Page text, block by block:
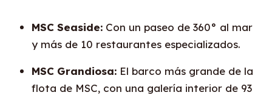
MSC Seaside: Con un paseo de 360° al mar
y más de 10 restaurantes especializados.
MSC Grandiosa: El barco más grande de la
flota de MSC, con una galería interior de 93